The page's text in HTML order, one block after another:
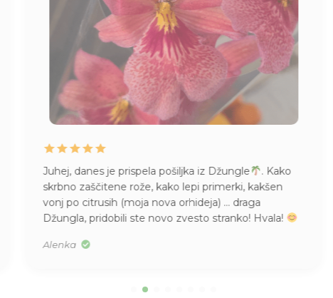
Juhej, danes je prispela pošiljka iz Džungle
. Kako
skrbno zaščitene rože, kako lepi primerki, kakšen
vonj po citrusih (moja nova orhideja) … draga
Džungla, pridobili ste novo zvesto stranko! Hvala!
Alenka